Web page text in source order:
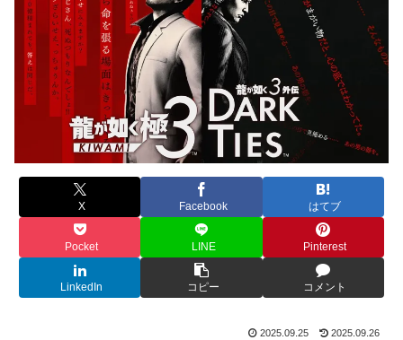
X Facebook はてブ
Pocket LINE Pinterest
LinkedIn コピー コメント
2025.09.25 2025.09.26